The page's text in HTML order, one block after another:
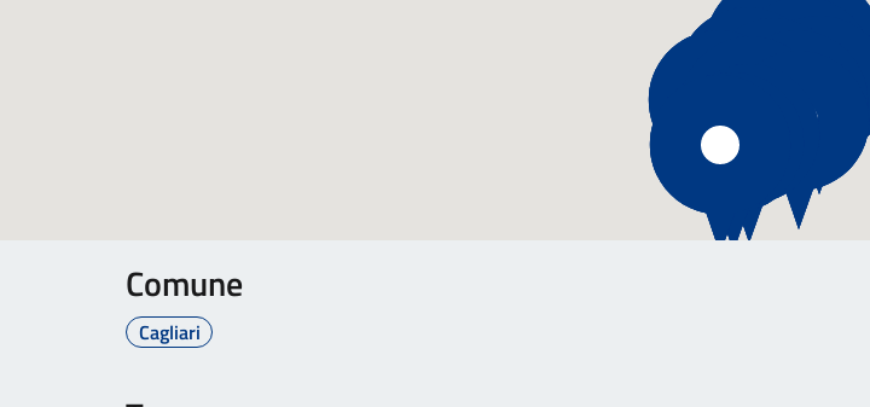
Comune
Cagliari